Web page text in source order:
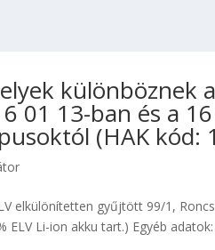
különböznek
01 13-ban és a
(HAK kód:
elkülönítetten gyűjtött 99/1,
ELV Li-ion akku tart.) Egyéb